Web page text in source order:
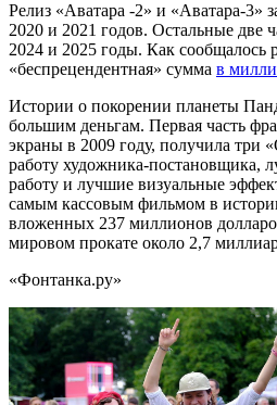
Релиз «Аватара -2» и «Аватара-3»
2020 и 2021 годов. Остальные две
2024 и 2025 годы. Как сообщалось
«беспрецендентная» сумма в
Истории о покорении планеты
большим деньгам. Первая часть
экраны в 2009 году, получила три
работу художника-постановщика,
работу и лучшие визуальные
самым кассовым фильмом в
вложенных 237 миллионов
мировом прокате около 2,7
«Фонтанка.ру»